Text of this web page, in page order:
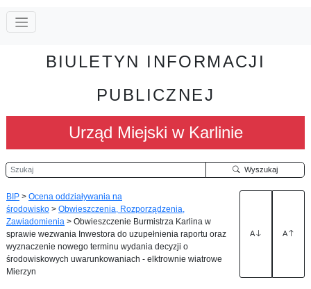
BIULETYN INFORMACJI
PUBLICZNEJ
Urząd Miejski w Karlinie
Szukaj Wyszukaj
BIP > Ocena oddziaływania na
środowisko > Obwieszczenia, Rozporządzenia,
Zawiadomienia > Obwieszczenie Burmistrza Karlina w
sprawie wezwania Inwestora do uzupełnienia raportu oraz
wyznaczenie nowego terminu wydania decyzji o
środowiskowych uwarunkowaniach - elktrownie wiatrowe
Mierzyn
A A